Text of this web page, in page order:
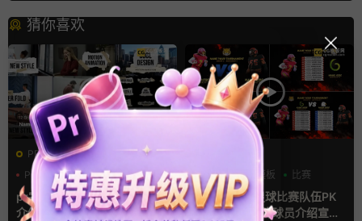
猜你喜欢
PR基本图形mogrt
PR基本图形
PR字幕模板
人物介绍
pr字幕模板 9组胶带贴纸人物
介绍角标动画PR模版
分数
字幕模板 比赛
ae体育模板 足球比赛队伍PK
比分牌对决卡片球员介绍宣传